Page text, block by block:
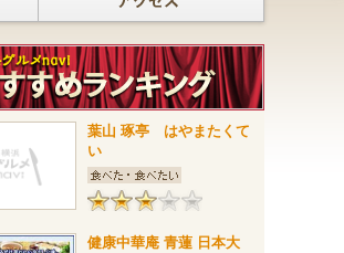
葉山 琢亭 はやまたくて
い
健康中華庵 青蓮 日本大